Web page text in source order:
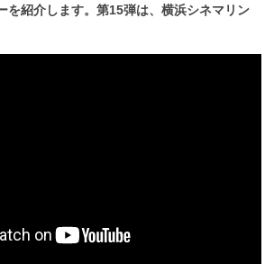
を紹介します。第15弾は、横浜シネマリン